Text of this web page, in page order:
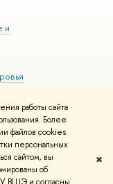
работы сайта
Более
файлов cookies
персональных
сайтом, вы
об
✖
и